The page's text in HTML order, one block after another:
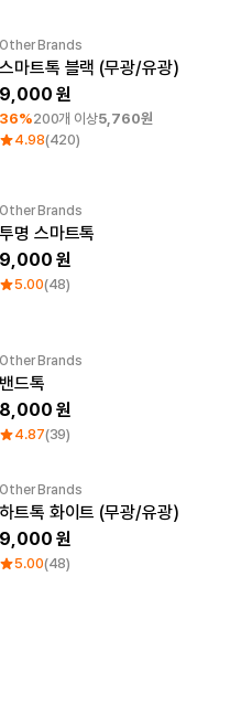
최소 주문수량 1개 Category Best
Other Brands
스마트톡 블랙 (무광/유광)
9,000
36%200개 이상5,760원
4.98(420)
Other Brands
투명 스마트톡
9,000
5.00(48)
Other Brands
밴드톡
8,000
4.87(39)
Other Brands
하트톡 화이트 (무광/유광)
9,000
5.00(48)
트리플에이
프린트스타
탑